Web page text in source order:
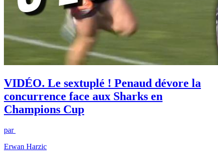
VIDÉO. Le sextuplé ! Penaud dévore la
concurrence face aux Sharks en
Champions Cup
par
Erwan Harzic